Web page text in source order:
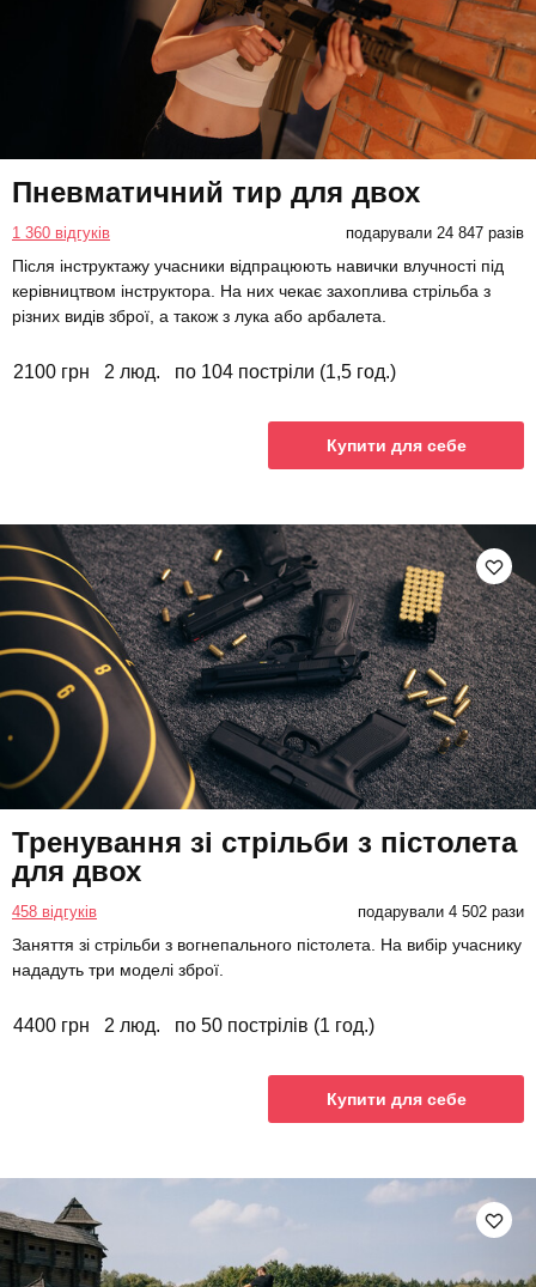
Пневматичний тир для двох
1 360 відгуків подарували 24 847 разів
Після інструктажу учасники відпрацюють навички влучності під
керівництвом інструктора. На них чекає захоплива стрільба з
різних видів зброї, а також з лука або арбалета.
2100 грн 2 люд. по 104 постріли (1,5 год.)
Купити для себе
Тренування зі стрільби з пістолета
для двох
458 відгуків подарували 4 502 рази
Заняття зі стрільби з вогнепального пістолета. На вибір учаснику
нададуть три моделі зброї.
4400 грн 2 люд. по 50 пострілів (1 год.)
Купити для себе